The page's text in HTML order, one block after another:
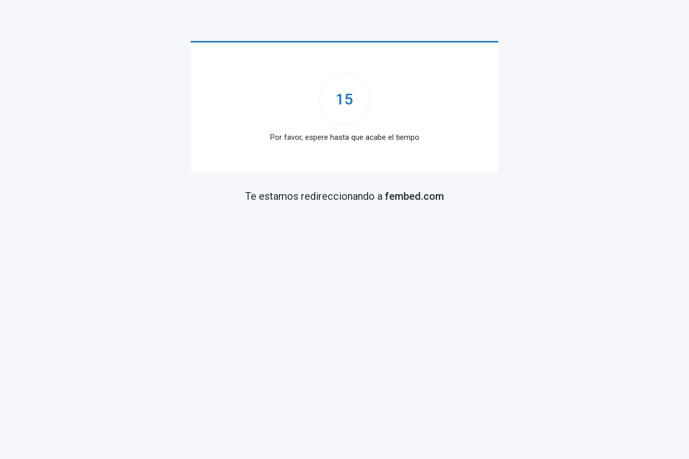
15
Por favor, espere hasta que acabe el tiempo
Te estamos redireccionando a fembed.com